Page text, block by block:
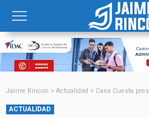
Jaime Rincon > Actualidad > Casa Cuesta presenta nuevas
ACTUALIDAD